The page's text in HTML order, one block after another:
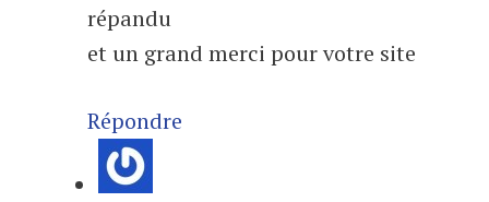
répandu
et un grand merci pour votre site
Répondre